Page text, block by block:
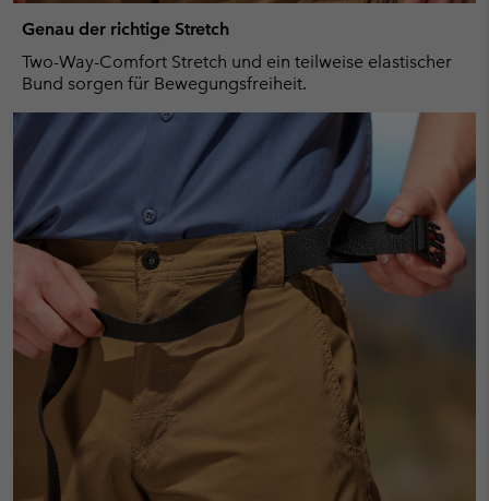
Genau der richtige Stretch
Two-Way-Comfort Stretch und ein teilweise elastischer
Bund sorgen für Bewegungsfreiheit.